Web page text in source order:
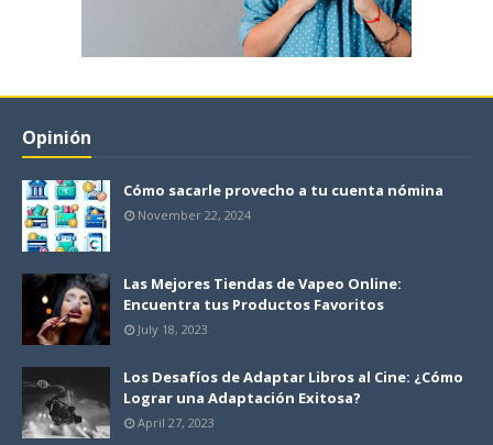
Opinión
Cómo sacarle provecho a tu cuenta nómina
November 22, 2024
Las Mejores Tiendas de Vapeo Online:
Encuentra tus Productos Favoritos
July 18, 2023
Los Desafíos de Adaptar Libros al Cine: ¿Cómo
Lograr una Adaptación Exitosa?
April 27, 2023